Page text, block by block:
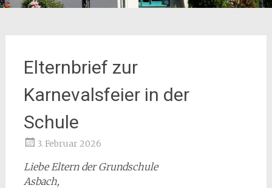
Elternbrief zur
Karnevalsfeier in der
Schule
3. Februar 2026
Liebe Eltern der Grundschule
Asbach,